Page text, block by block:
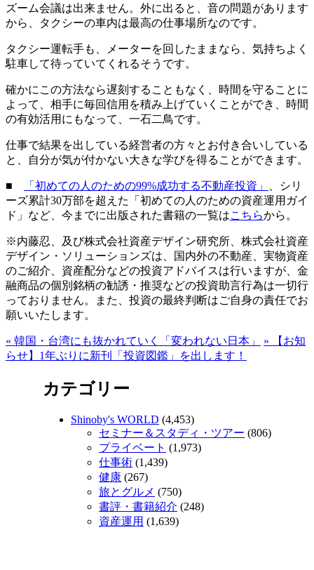
ズーム会議は出来ません。外に出ると、音の問題があります
から、タクシーの車内は最高の仕事場所なのです。
タクシー運転手も、メーターを回したままなら、気持ちよく
駐車して待っていてくれるそうです。
確かにこの方法なら遅刻することもなく、時間を守ることに
よって、相手に毎回信用を積み上げていくことができ、時間
の有効活用にもなって、一石二鳥です。
仕事で結果を出している経営者の方々とお付き合いしている
と、自分が気が付かない大きな学びを得ることができます。
■ 「初めての人のための99%成功する不動産投資」
、シリ
ーズ累計30万部を超えた「初めての人のための資産運用ガイ
ド」など、今までに出版された書籍の一覧はこちらから。
※内藤忍、及び株式会社資産デザイン研究所、株式会社資産
デザイン・ソリューションズは、国内外の不動産、実物資産
のご紹介、資産配分などの投資アドバイスは行いますが、金
融商品の個別銘柄の勧誘・推奨などの投資助言行為は一切行
っておりません。また、投資の最終判断はご自身の責任でお
願いいたします。
« 韓国・台湾にも抜かれていく「変われない日本」 » 【お知
らせ】1年ぶりに新刊「投資図鑑」を出します！
カテゴリー
Shinoby's WORLD (4,453)
セミナー＆スタディ・ツアー (806)
プライベート (1,973)
仕事術 (1,439)
健康 (267)
旅とグルメ (750)
書評・書籍紹介 (248)
資産運用 (1,639)